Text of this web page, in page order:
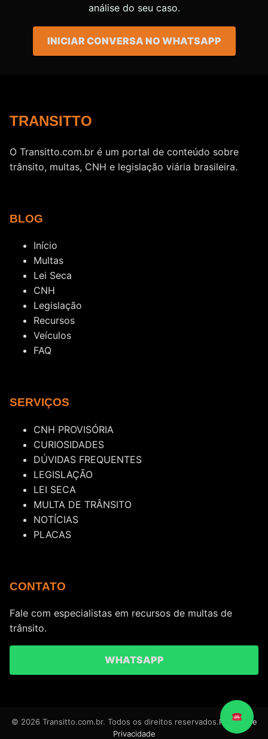
análise do seu caso.
INICIAR CONVERSA NO WHATSAPP
TRANSITTO
O Transitto.com.br é um portal de conteúdo sobre
trânsito, multas, CNH e legislação viária brasileira.
BLOG
Início
Multas
Lei Seca
CNH
Legislação
Recursos
Veículos
FAQ
SERVIÇOS
CNH PROVISÓRIA
CURIOSIDADES
DÚVIDAS FREQUENTES
LEGISLAÇÃO
LEI SECA
MULTA DE TRÂNSITO
NOTÍCIAS
PLACAS
CONTATO
Fale com especialistas em recursos de multas de
trânsito.
WHATSAPP
© 2026 Transitto.com.br. Todos os direitos reservados.Política de
Privacidade